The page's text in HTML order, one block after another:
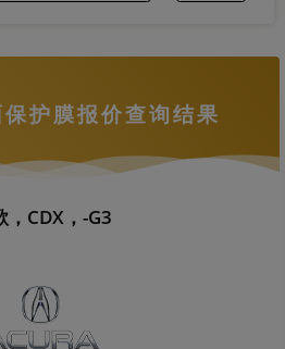
护膜报价查询结果
，CDX，-G3